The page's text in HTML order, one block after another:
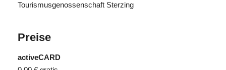
Tourismusgenossenschaft Sterzing
Preise
activeCARD